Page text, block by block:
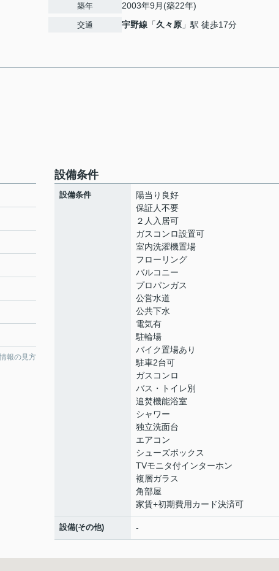
築年 2003年9月(築22年)
交通 宇野線 「久々原 」駅 徒歩17分
情報の見方
設備条件
設備条件
陽当り良好
保証人不要
２人入居可
ガスコンロ設置可
室内洗濯機置場
フローリング
バルコニー
プロパンガス
公営水道
公共下水
電気有
駐輪場
バイク置場あり
駐車2台可
ガスコンロ
バス・トイレ別
追焚機能浴室
シャワー
独立洗面台
エアコン
シューズボックス
TVモニタ付インターホン
複層ガラス
角部屋
家賃+初期費用カード決済可
設備(その他) -